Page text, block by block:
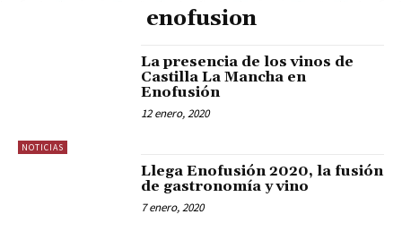
enofusion
NOTICIAS
La presencia de los vinos de
Castilla La Mancha en
Enofusión
12 enero, 2020
Llega Enofusión 2020, la fusión
de gastronomía y vino
7 enero, 2020